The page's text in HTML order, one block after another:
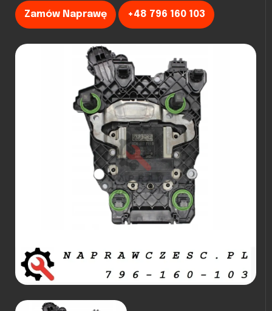
Zamów Naprawę +48 796 160 103